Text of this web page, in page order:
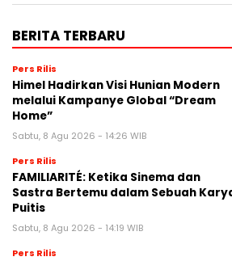
BERITA TERBARU
Pers Rilis
Himel Hadirkan Visi Hunian Modern
melalui Kampanye Global “Dream
Home”
Sabtu, 8 Agu 2026 - 14:26 WIB
Pers Rilis
FAMILIARITÉ: Ketika Sinema dan
Sastra Bertemu dalam Sebuah
Puitis
Sabtu, 8 Agu 2026 - 14:19 WIB
Pers Rilis